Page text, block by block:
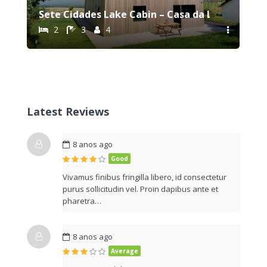
Sete Cidades Lake Cabin – Casa da Lagoa
2 3 4
Latest Reviews
8 anos ago
Good
Vivamus finibus fringilla libero, id consectetur
purus sollicitudin vel. Proin dapibus ante et
pharetra…
8 anos ago
Average